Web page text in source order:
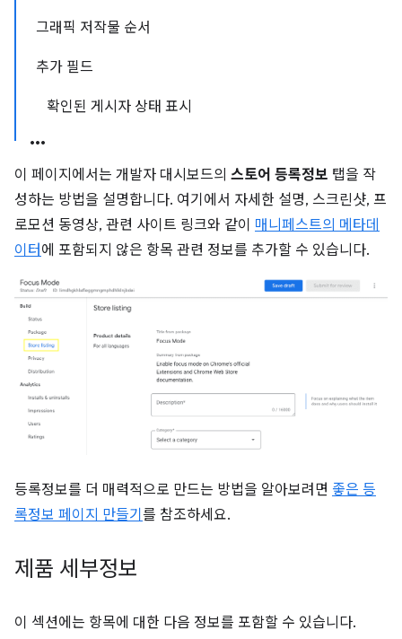
그래픽 저작물 순서
추가 필드
확인된 게시자 상태 표시
이 페이지에서는 개발자 대시보드의 스토어 등록정보 탭을 작
성하는 방법을 설명합니다. 여기에서 자세한 설명, 스크린샷, 프
로모션 동영상, 관련 사이트 링크와 같이 매니페스트의 메타데
이터 에 포함되지 않은 항목 관련 정보를 추가할 수 있습니다.
등록정보를 더 매력적으로 만드는 방법을 알아보려면 좋은 등
록정보 페이지 만들기 를 참조하세요.
제품 세부정보
이 섹션에는 항목에 대한 다음 정보를 포함할 수 있습니다.